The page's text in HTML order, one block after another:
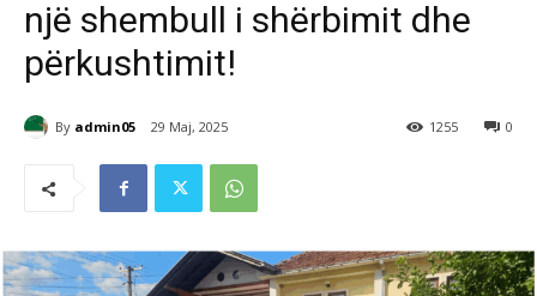
një shembull i shërbimit dhe
përkushtimit!
By admin05 29 Maj, 2025 0
1255